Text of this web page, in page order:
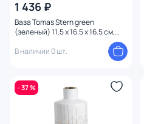
1 436 ₽
Ваза Tomas Stern green
(зеленый) 11.5 x 16.5 x 16.5 см,
В наличии 0 шт.
- 37 %
Изображение
Конструкция